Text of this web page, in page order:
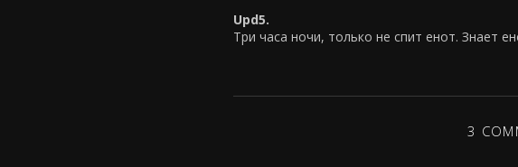
Upd5.
Три часа ночи, только не спит енот. Знает
3